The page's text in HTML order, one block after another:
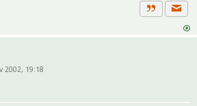
Zitat
2002, 19:18